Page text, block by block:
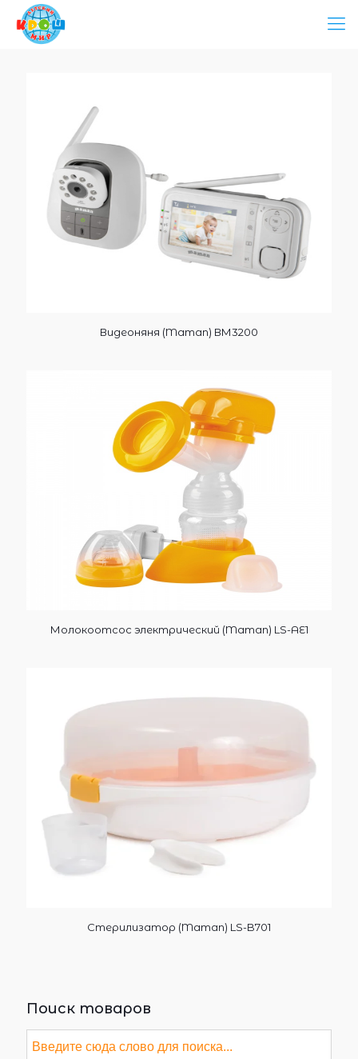
Видеоняня (Maman) ВМ3200
Молокоотсос электрический (Maman) LS-AE1
Стерилизатор (Maman) LS-B701
Поиск товаров